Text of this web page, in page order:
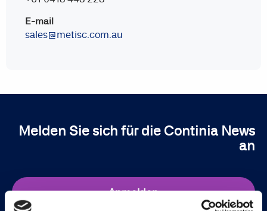
E-mail
sales@metisc.com.au
Melden Sie sich für die Continia News
an
Anmelden